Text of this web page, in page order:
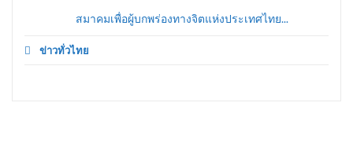
สมาคมเพื่อผู้บกพร่องทางจิตแห่งประเทศไทย...
ข่าวทั่วไทย